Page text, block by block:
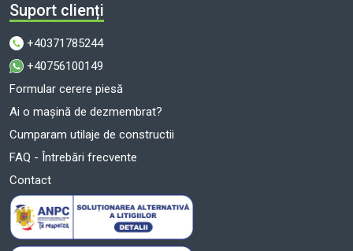
Suport clienți
+40371785244
+40756100149
Formular cerere piesă
Ai o mașină de dezmembrat?
Cumparam utilaje de constructii
FAQ - Întrebări frecvente
Contact